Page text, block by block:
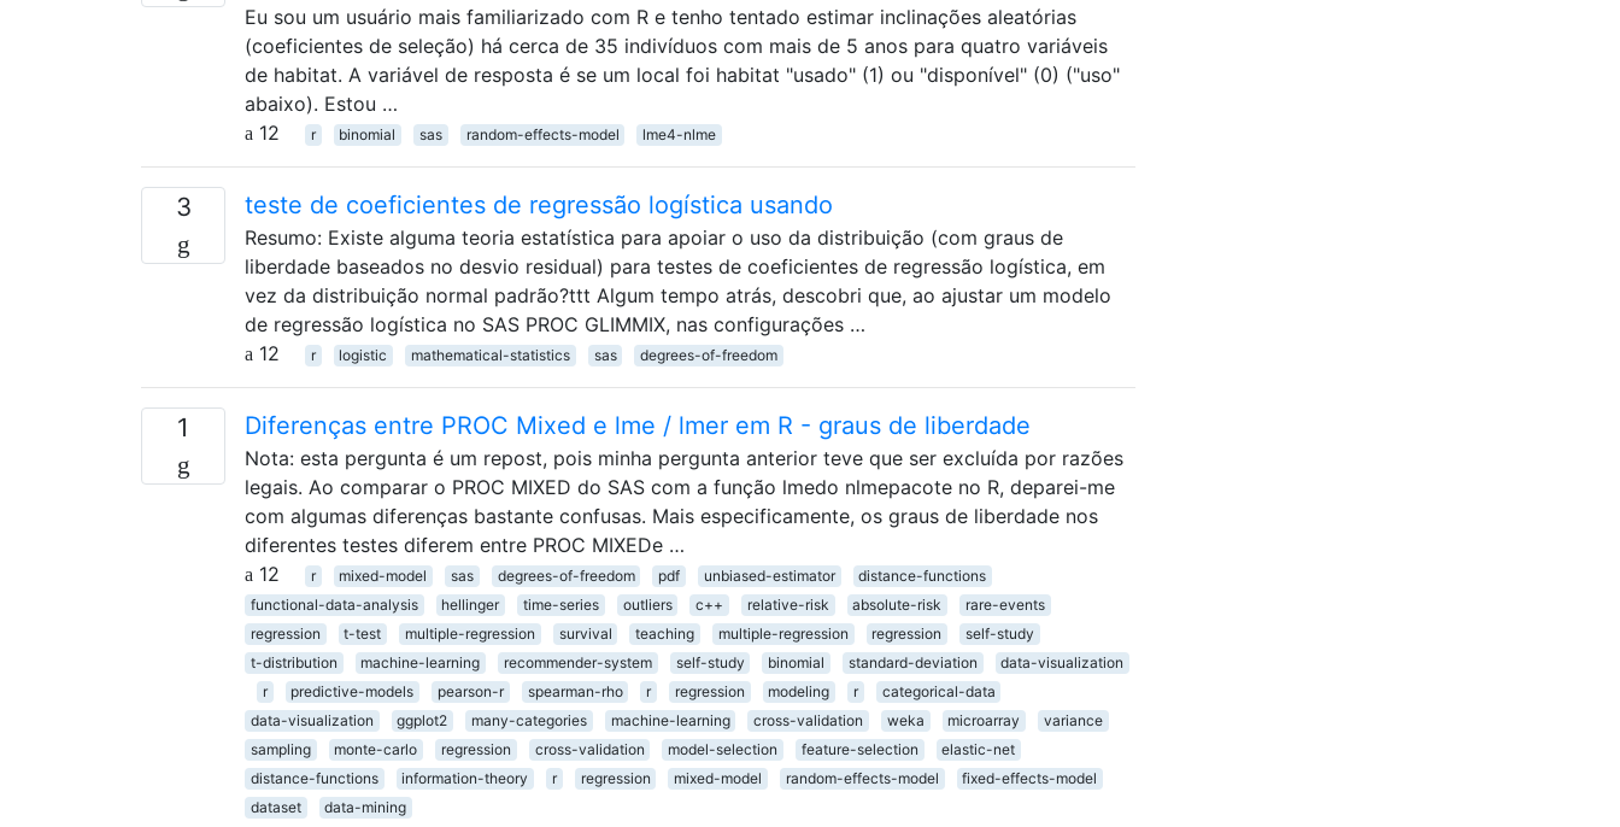
Eu sou um usuário mais familiarizado com R e tenho tentado estimar inclinações aleatórias
(coeficientes de seleção) há cerca de 35 indivíduos com mais de 5 anos para quatro variáveis ​​
de habitat. A variável de resposta é se um local foi habitat "usado" (1) ou "disponível" (0) ("uso"
abaixo). Estou …
12
r binomial sas random-effects-model lme4-nlme
3 teste de coeficientes de regressão logística usando
Resumo: Existe alguma teoria estatística para apoiar o uso da distribuição (com graus de
liberdade baseados no desvio residual) para testes de coeficientes de regressão logística, em
vez da distribuição normal padrão?ttt Algum tempo atrás, descobri que, ao ajustar um modelo
de regressão logística no SAS PROC GLIMMIX, nas configurações …
12
r logistic mathematical-statistics sas degrees-of-freedom
1 Diferenças entre PROC Mixed e lme / lmer em R - graus de liberdade
Nota: esta pergunta é um repost, pois minha pergunta anterior teve que ser excluída por razões
legais. Ao comparar o PROC MIXED do SAS com a função lmedo nlmepacote no R, deparei-me
com algumas diferenças bastante confusas. Mais especificamente, os graus de liberdade nos
diferentes testes diferem entre PROC MIXEDe …
12
r mixed-model sas degrees-of-freedom pdf unbiased-estimator
distance-functions
functional-data-analysis
hellinger time-series outliers c++ relative-risk absolute-risk
rare-events
regression
t-test multiple-regression survival teaching multiple-regression regression
self-study
t-distribution
machine-learning recommender-system self-study binomial standard-deviation
data-visualization
r
predictive-models pearson-r spearman-rho r regression modeling r
categorical-data
data-visualization
ggplot2 many-categories machine-learning cross-validation weka microarray
variance
sampling
monte-carlo regression cross-validation model-selection feature-selection
elastic-net
distance-functions
information-theory r regression mixed-model random-effects-model
fixed-effects-model
dataset
data-mining